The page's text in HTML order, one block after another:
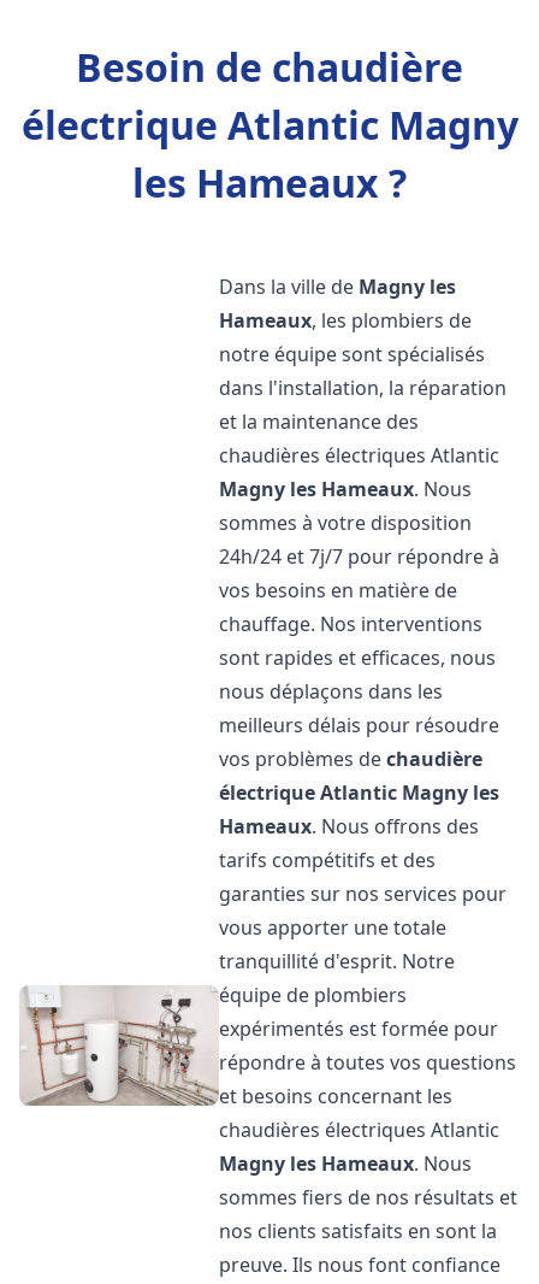
Besoin de chaudière
électrique Atlantic Magny
les Hameaux ?
Dans la ville de Magny les
Hameaux, les plombiers de
notre équipe sont spécialisés
dans l'installation, la réparation
et la maintenance des
chaudières électriques Atlantic
Magny les Hameaux. Nous
sommes à votre disposition
24h/24 et 7j/7 pour répondre à
vos besoins en matière de
chauffage. Nos interventions
sont rapides et efficaces, nous
nous déplaçons dans les
meilleurs délais pour résoudre
vos problèmes dechaudière
électrique Atlantic Magny les
Hameaux. Nous offrons des
tarifs compétitifs et des
garanties sur nos services pour
vous apporter une totale
tranquillité d'esprit. Notre
équipe de plombiers
expérimentés est formée pour
répondre à toutes vos questions
et besoins concernant les
chaudières électriques Atlantic
Magny les Hameaux. Nous
sommes fiers de nos résultats et
nos clients satisfaits en sont la
preuve. Ils nous font confiance